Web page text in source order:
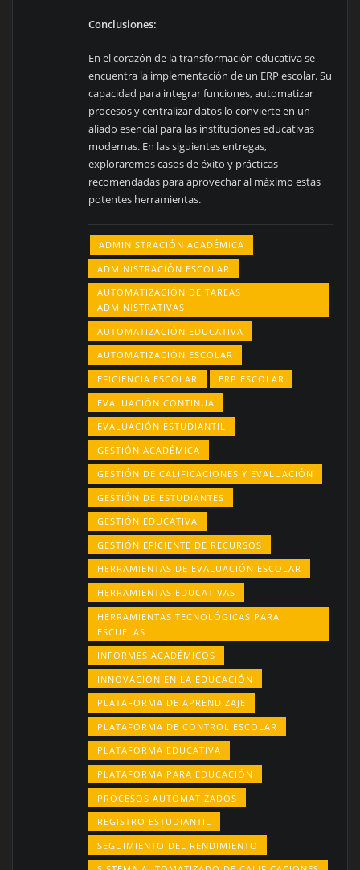
Conclusiones:
En el corazón de la transformación educativa se
encuentra la implementación de un ERP escolar. Su
capacidad para integrar funciones, automatizar
procesos y centralizar datos lo convierte en un
aliado esencial para las instituciones educativas
modernas. En las siguientes entregas,
exploraremos casos de éxito y prácticas
recomendadas para aprovechar al máximo estas
potentes herramientas.
ADMINISTRACIÓN ACADÉMICA
ADMINISTRACIÓN ESCOLAR
AUTOMATIZACIÓN DE TAREAS
ADMINISTRATIVAS
AUTOMATIZACIÓN EDUCATIVA
AUTOMATIZACIÓN ESCOLAR
EFICIENCIA ESCOLAR
ERP ESCOLAR
EVALUACIÓN CONTINUA
EVALUACIÓN ESTUDIANTIL
GESTIÓN ACADÉMICA
GESTIÓN DE CALIFICACIONES Y EVALUACIÓN
GESTIÓN DE ESTUDIANTES
GESTIÓN EDUCATIVA
GESTIÓN EFICIENTE DE RECURSOS
HERRAMIENTAS DE EVALUACIÓN ESCOLAR
HERRAMIENTAS EDUCATIVAS
HERRAMIENTAS TECNOLÓGICAS PARA
ESCUELAS
INFORMES ACADÉMICOS
INNOVACIÓN EN LA EDUCACIÓN
PLATAFORMA DE APRENDIZAJE
PLATAFORMA DE CONTROL ESCOLAR
PLATAFORMA EDUCATIVA
PLATAFORMA PARA EDUCACIÓN
PROCESOS AUTOMATIZADOS
REGISTRO ESTUDIANTIL
SEGUIMIENTO DEL RENDIMIENTO